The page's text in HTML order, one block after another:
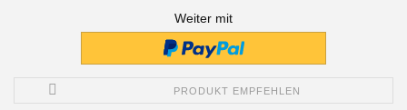
Weiter mit
PRODUKT EMPFEHLEN